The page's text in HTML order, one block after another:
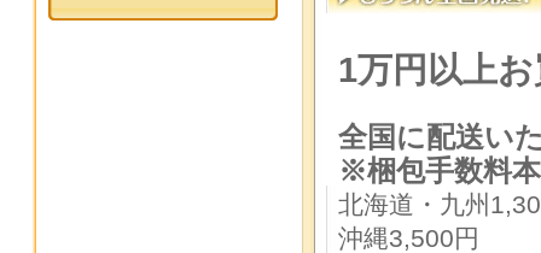
1万円以上
全国に配送い
※梱包手数料
北海道・九州
沖縄3,500円